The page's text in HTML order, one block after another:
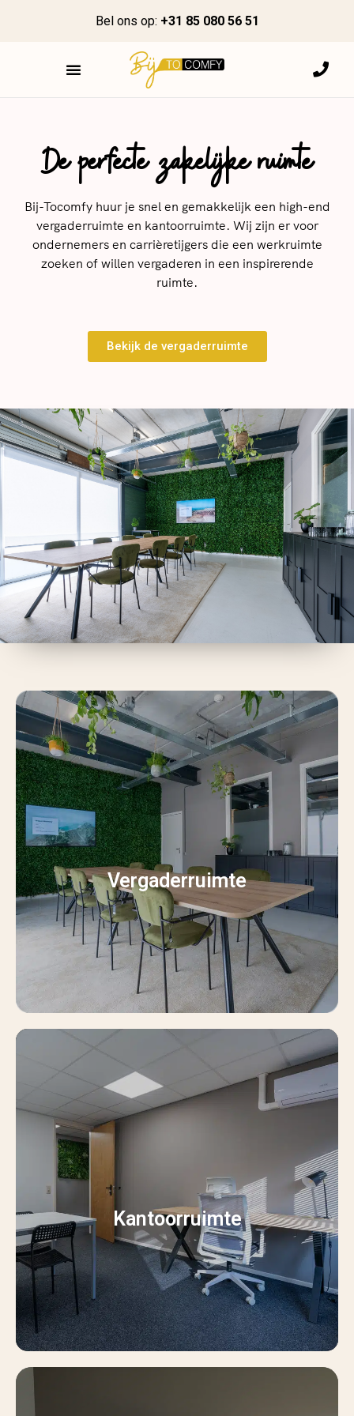
Bel ons op: +31 85 080 56 51
De perfecte zakelijke ruimte
Bij-Tocomfy huur je snel en gemakkelijk een high-end
vergaderruimte en kantoorruimte. Wij zijn er voor
ondernemers en carrièretijgers die een werkruimte
zoeken of willen vergaderen in een inspirerende
ruimte.
Bekijk de vergaderruimte
Vergaderruimte
Kantoorruimte